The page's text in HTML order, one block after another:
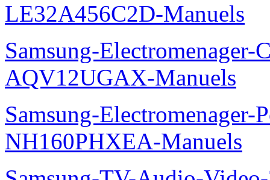
LE32A456C2D-Manuels
Samsung-Electromenager-
AQV12UGAX-Manuels
Samsung-
NH160PHXEA-Manuels